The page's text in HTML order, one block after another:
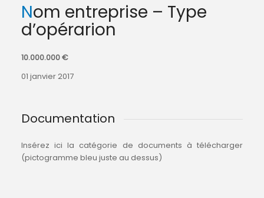
Nom entreprise – Type
d’opérarion
10.000.000 €
01 janvier 2017
Documentation
Insérez ici la catégorie de documents à télécharger
(pictogramme bleu juste au dessus)